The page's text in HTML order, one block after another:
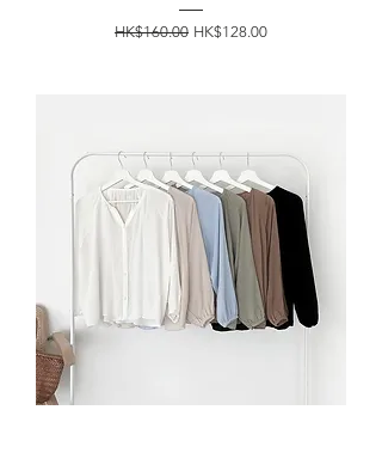
一般價格
HK$160.00 促銷價格
HK$128.00